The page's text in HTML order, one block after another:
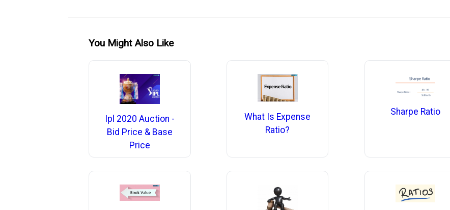
You Might Also Like
Ipl 2020 Auction -
Bid Price & Base
Price
What Is Expense
Ratio?
Sharpe Ratio